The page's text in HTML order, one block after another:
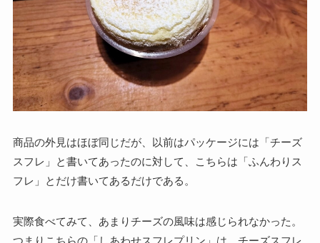
商品の外見はほぼ同じだが、以前はパッケージには「チーズ
スフレ」と書いてあったのに対して、こちらは「ふんわりス
フレ」とだけ書いてあるだけである。
実際食べてみて、あまりチーズの風味は感じられなかった。
つまりこちらの「しあわせスフレプリン」は、チーズスフレ